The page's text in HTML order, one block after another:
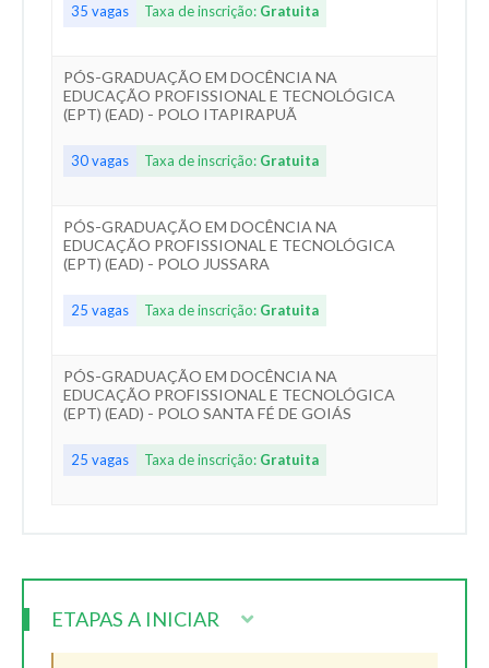
35 vagas Taxa de inscrição: Gratuita
PÓS-GRADUAÇÃO EM DOCÊNCIA NA
EDUCAÇÃO PROFISSIONAL E TECNOLÓGICA
(EPT) (EAD) - POLO ITAPIRAPUÃ
30 vagas Taxa de inscrição: Gratuita
PÓS-GRADUAÇÃO EM DOCÊNCIA NA
EDUCAÇÃO PROFISSIONAL E TECNOLÓGICA
(EPT) (EAD) - POLO JUSSARA
25 vagas Taxa de inscrição: Gratuita
PÓS-GRADUAÇÃO EM DOCÊNCIA NA
EDUCAÇÃO PROFISSIONAL E TECNOLÓGICA
(EPT) (EAD) - POLO SANTA FÉ DE GOIÁS
25 vagas Taxa de inscrição: Gratuita
ETAPAS A INICIAR